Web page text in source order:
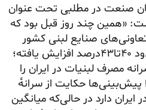
صنعت در مطلبی تحت عنوان
«همین چند روز قبل بود که
صنایع لبنی کشور
اعلام کرد قیمت شیرخام حدود ۴۰تا۴۳‌درصد افزایش یافته؛
مصرف لبنیات در ایران را
پیش‌بینی‌ها حکایت از سرانه‌ٔ
ایران دارد در حالی‌که میانگین